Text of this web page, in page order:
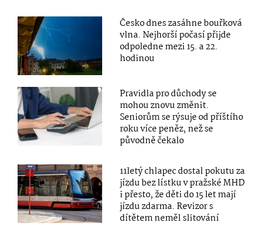
Česko dnes zasáhne bouřková
vlna. Nejhorší počasí přijde
odpoledne mezi 15. a 22.
hodinou
Pravidla pro důchody se
mohou znovu změnit.
Seniorům se rýsuje od příštího
roku více peněz, než se
původně čekalo
11letý chlapec dostal pokutu za
jízdu bez lístku v pražské MHD
i přesto, že děti do 15 let mají
jízdu zdarma. Revizor s
dítětem neměl slitování